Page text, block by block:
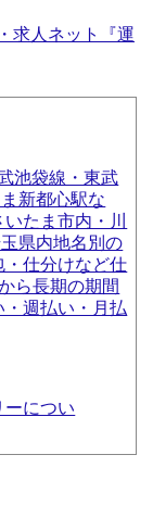
求人ネット『運
池袋線・東武
新都心駅な
たま市内・川
県内地名別の
仕分けなど仕
ら長期の期間
週払い・月払
ーについ